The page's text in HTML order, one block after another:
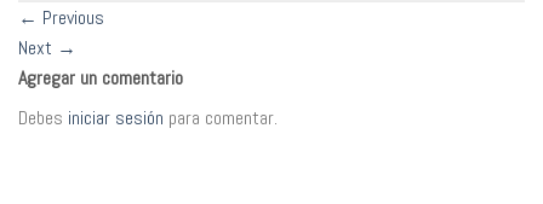
← Previous
Next →
Agregar un comentario
Debes iniciar sesión para comentar.